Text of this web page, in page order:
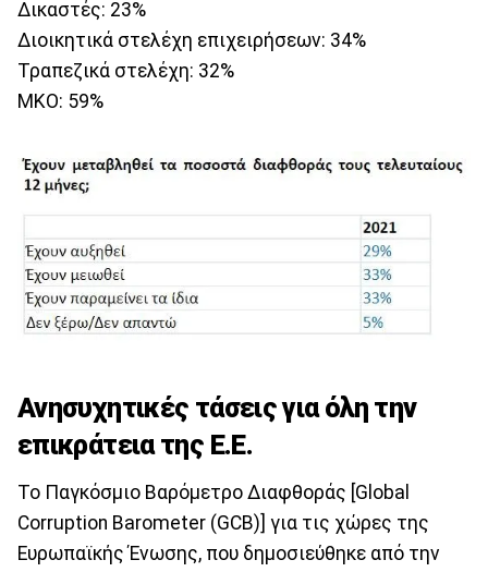
Δικαστές: 23%
Διοικητικά στελέχη επιχειρήσεων: 34%
Τραπεζικά στελέχη: 32%
ΜΚΟ: 59%
Ανησυχητικές τάσεις για όλη την
επικράτεια της Ε.Ε.
Το Παγκόσμιο Βαρόμετρο Διαφθοράς [Global
Corruption Barometer (GCB)] για τις χώρες της
Ευρωπαϊκής Ένωσης, που δημοσιεύθηκε από την